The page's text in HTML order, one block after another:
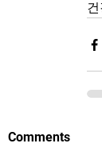
Comments